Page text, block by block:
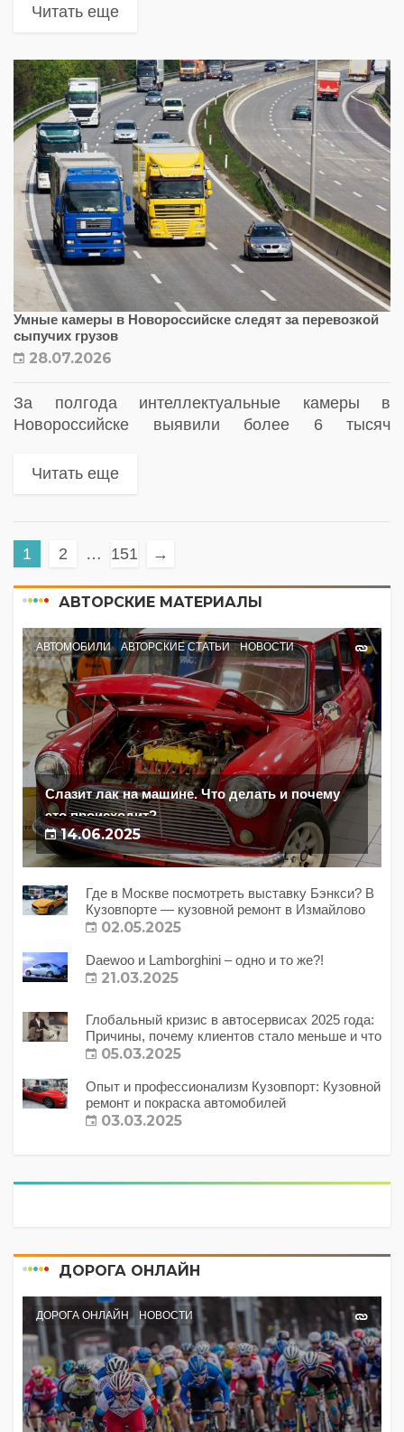
Читать еще
Умные камеры в Новороссийске следят за перевозкой
сыпучих грузов
28.07.2026
За полгода интеллектуальные камеры в
Новороссийске выявили более 6 тысяч
сыпучих грузов и обращением с отходами.
Читать еще
1 2 … 151 →
АВТОРСКИЕ МАТЕРИАЛЫ
АВТОМОБИЛИ АВТОРСКИЕ СТАТЬИ НОВОСТИ
Слазит лак на машине. Что делать и почему
это происходит?
14.06.2025
Где в Москве посмотреть выставку Бэнкси? В
Кузовпорте — кузовной ремонт в Измайлово
02.05.2025
Daewoo и Lamborghini – одно и то же?!
21.03.2025
Глобальный кризис в автосервисах 2025 года:
Причины, почему клиентов стало меньше и что
с этим делать?
05.03.2025
Опыт и профессионализм Кузовпорт: Кузовной
ремонт и покраска автомобилей
03.03.2025
ДОРОГА ОНЛАЙН
ДОРОГА ОНЛАЙН НОВОСТИ